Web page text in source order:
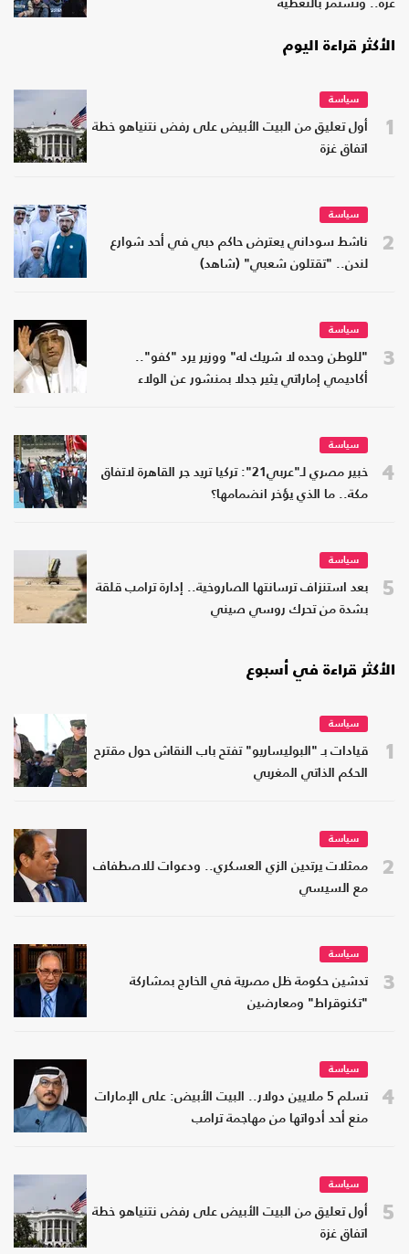
غزة.. وتستمر بالتغطية
الأكثر قراءة اليوم
1
سياسة
أول تعليق من البيت الأبيض على رفض نتنياهو خطة
اتفاق غزة
2
سياسة
ناشط سوداني يعترض حاكم دبي في أحد شوارع
لندن.. "تقتلون شعبي" (شاهد)
3
سياسة
"للوطن وحده لا شريك له" ووزير يرد "كفو"..
أكاديمي إماراتي يثير جدلا بمنشور عن الولاء
4
سياسة
خبير مصري لـ"عربي21": تركيا تريد جر القاهرة لاتفاق
مكة.. ما الذي يؤخر انضمامها؟
5
سياسة
بعد استنزاف ترسانتها الصاروخية.. إدارة ترامب قلقة
بشدة من تحرك روسي صيني
الأكثر قراءة في أسبوع
1
سياسة
قيادات بـ "البوليساريو" تفتح باب النقاش حول مقترح
الحكم الذاتي المغربي
2
سياسة
ممثلات يرتدين الزي العسكري.. ودعوات للاصطفاف
مع السيسي
3
سياسة
تدشين حكومة ظل مصرية في الخارج بمشاركة
"تكنوقراط" ومعارضين
4
سياسة
تسلم 5 ملايين دولار.. البيت الأبيض: على الإمارات
منع أحد أدواتها من مهاجمة ترامب
5
سياسة
أول تعليق من البيت الأبيض على رفض نتنياهو خطة
اتفاق غزة